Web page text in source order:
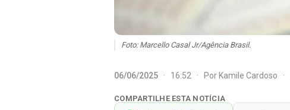
Foto: Marcello Casal Jr/Agência Brasil.
06/06/2025 · 16:52 · Por Kamile Cardoso ·
COMPARTILHE ESTA NOTÍCIA